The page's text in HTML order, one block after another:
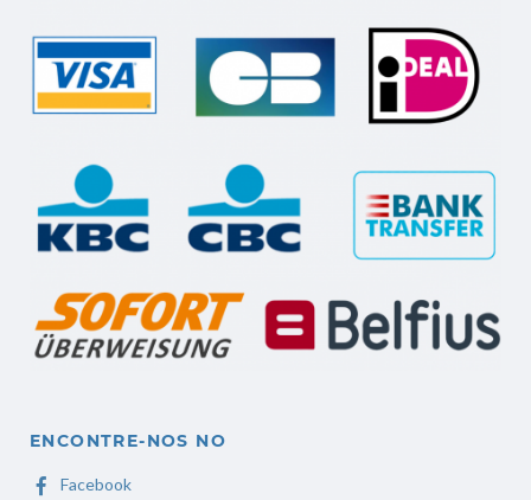
ENCONTRE-NOS NO
Facebook